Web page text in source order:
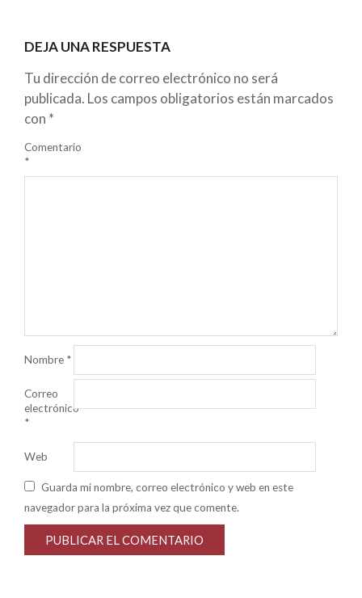
DEJA UNA RESPUESTA
Tu dirección de correo electrónico no será
publicada. Los campos obligatorios están marcados
con *
Comentario
*
Nombre *
Correo
electrónico
*
Web
Guarda mi nombre, correo electrónico y web en este
navegador para la próxima vez que comente.